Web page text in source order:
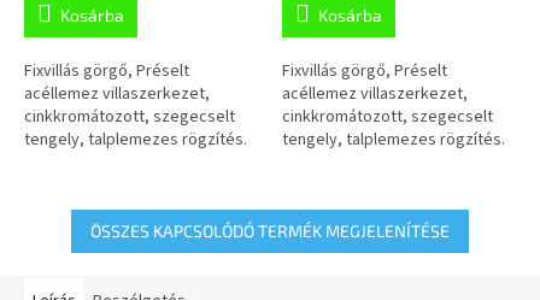
Kosárba
Fixvillás görgő, Préselt
acéllemez villaszerkezet,
cinkkromátozott, szegecselt
tengely, talplemezes rögzítés.
Kosárba
Fixvillás görgő, Préselt
acéllemez villaszerkezet,
cinkkromátozott, szegecselt
tengely, talplemezes rögzítés.
ÖSSZES KAPCSOLÓDÓ TERMÉK MEGJELENÍTÉSE